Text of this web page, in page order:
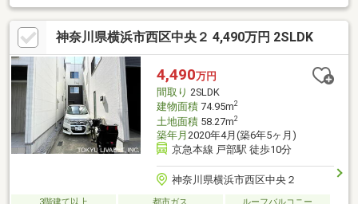
型・南東向きバルコニーに面した明るい2階DKと洋室約10帖・足
を伸ばしてくつろげる和室を1階に配置・小屋裏収納等の収納有▼
周辺環境・西戸部町二丁目第二公園 徒歩2分(約160m)・Fuji伊勢町
店 徒歩5分(約360m)・横浜市立戸部小学校 徒歩5分(約350m)■ ご
希望の住まい探しをお手伝いします ━━━━━・・・物件の詳
細・ご相談はお気軽にお問い合わせください。
神奈川県横浜市西区中央２ 4,490万円 2SLDK
4,490万円
間取り 2SLDK
建物面積74.95m2
土地面積58.27m2
築年月 2020年4月(築6年5ヶ月)
京急本線 戸部駅 徒歩10分
神奈川県横浜市西区中央２
3階建て以上 都市ガス ルーフバルコニー